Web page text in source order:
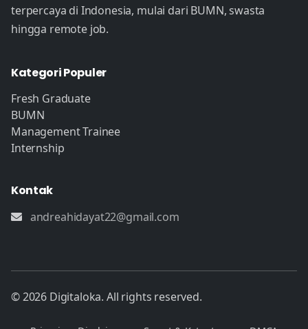
terpercaya di Indonesia, mulai dari BUMN, swasta
hingga remote job.
Kategori Populer
Fresh Graduate
BUMN
Management Trainee
Internship
Kontak
andreahidayat22@gmail.com
© 2026 Digitaloka. All rights reserved.